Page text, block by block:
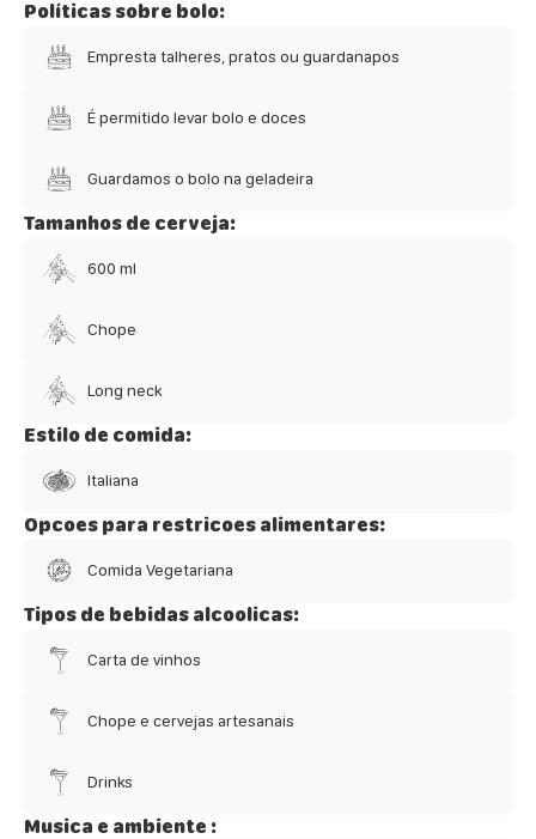
Políticas sobre bolo:
Empresta talheres, pratos ou guardanapos
É permitido levar bolo e doces
Guardamos o bolo na geladeira
Tamanhos de cerveja:
600 ml
Chope
Long neck
Estilo de comida:
Italiana
Opcoes para restricoes alimentares:
Comida Vegetariana
Tipos de bebidas alcoolicas:
Carta de vinhos
Chope e cervejas artesanais
Drinks
Musica e ambiente :